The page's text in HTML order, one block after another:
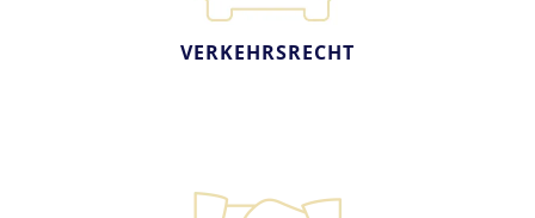
VERKEHRSRECHT